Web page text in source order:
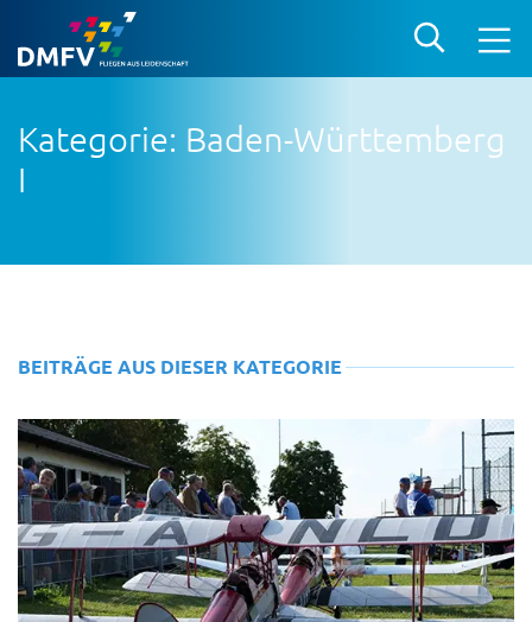
Kategorie: Baden-Württemberg
I
BEITRÄGE AUS DIESER KATEGORIE